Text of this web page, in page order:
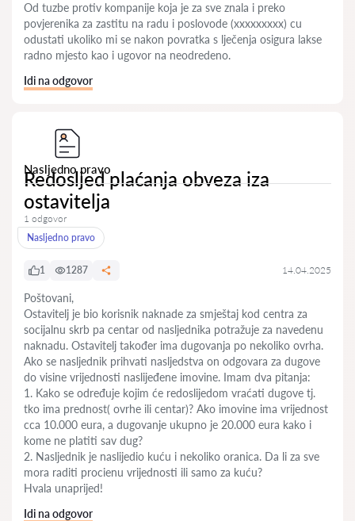
Od tuzbe protiv kompanije koja je za sve znala i preko
povjerenika za zastitu na radu i poslovode (xxxxxxxxx) cu
odustati ukoliko mi se nakon povratka s lječenja osigura lakse
radno mjesto kao i ugovor na neodredeno.
Idi na odgovor
Nasljedno pravo
Redosljed plaćanja obveza iza
ostavitelja
1 odgovor
Nasljedno pravo
1 1287 14.04.2025
Poštovani,
Ostavitelj je bio korisnik naknade za smještaj kod centra za
socijalnu skrb pa centar od nasljednika potražuje za navedenu
naknadu. Ostavitelj također ima dugovanja po nekoliko ovrha.
Ako se nasljednik prihvati nasljedstva on odgovara za dugove
do visine vrijednosti naslijeđene imovine. Imam dva pitanja:
1. Kako se određuje kojim će redoslijedom vraćati dugove tj.
tko ima prednost( ovrhe ili centar)? Ako imovine ima vrijednost
cca 10.000 eura, a dugovanje ukupno je 20.000 eura kako i
kome ne platiti sav dug?
2. Nasljednik je naslijedio kuću i nekoliko oranica. Da li za sve
mora raditi procienu vrijednosti ili samo za kuću?
Hvala unaprijed!
Idi na odgovor